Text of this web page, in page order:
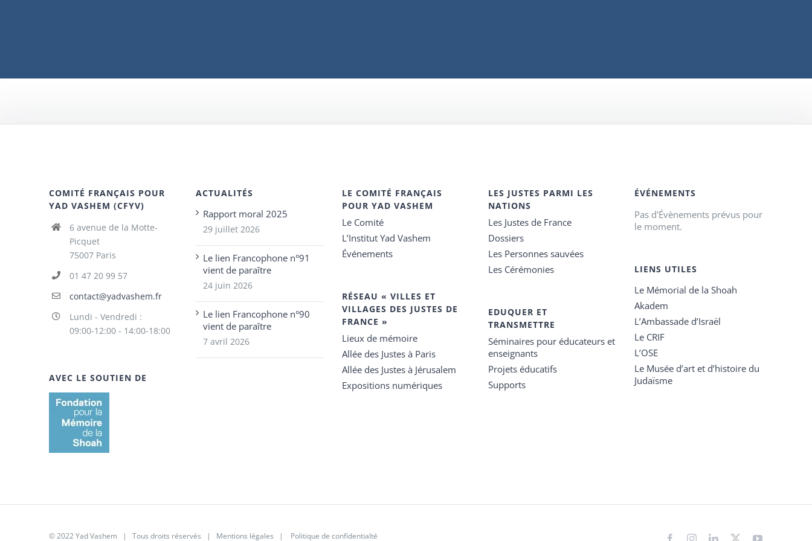
COMITÉ FRANÇAIS POUR
YAD VASHEM (CFYV)
6 avenue de la Motte-
Picquet
75007 Paris
01 47 20 99 57
contact@yadvashem.fr
Lundi - Vendredi :
09:00-12:00 - 14:00-18:00
AVEC LE SOUTIEN DE
ACTUALITÉS
Rapport moral 2025
29 juillet 2026
Le lien Francophone n°91
vient de paraître
24 juin 2026
Le lien Francophone n°90
vient de paraître
7 avril 2026
LE COMITÉ FRANÇAIS
POUR YAD VASHEM
Le Comité
L’Institut Yad Vashem
Événements
RÉSEAU « VILLES ET
VILLAGES DES JUSTES DE
FRANCE »
Lieux de mémoire
Allée des Justes à Paris
Allée des Justes à Jérusalem
Expositions numériques
LES JUSTES PARMI LES
NATIONS
Les Justes de France
Dossiers
Les Personnes sauvées
Les Cérémonies
EDUQUER ET
TRANSMETTRE
Séminaires pour éducateurs et
enseignants
Projets éducatifs
Supports
ÉVÉNEMENTS
Pas d'Évènements prévus pour
le moment.
LIENS UTILES
Le Mémorial de la Shoah
Akadem
L’Ambassade d’Israël
Le CRIF
L’OSE
Le Musée d’art et d’histoire du
Judaïsme
© 2022 Yad Vashem | Tous droits réservés | Mentions légales | Politique de confidentialté FacebookInstagramLinkedIn
X YouTube